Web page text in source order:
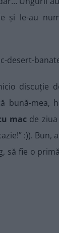
și le-au
discuție
bună-mea,
mac de
:)). Bun,
fie o